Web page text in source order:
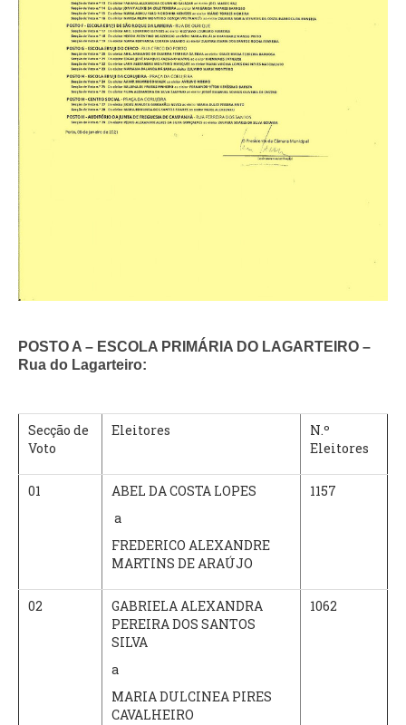
SERVIÇOS
GERAIS
SECRETARIA
CANÍDEOS
APOIO ÀS EMPRESAS
CONTACTOS
POSTO A – ESCOLA PRIMÁRIA DO LAGARTEIRO –
Rua do Lagarteiro:
Secção de
Voto
Eleitores
N.º
Eleitores
01
ABEL DA COSTA LOPES
a
FREDERICO ALEXANDRE
MARTINS DE ARAÚJO
1157
02
GABRIELA ALEXANDRA
PEREIRA DOS SANTOS
SILVA
a
MARIA DULCINEA PIRES
CAVALHEIRO
1062